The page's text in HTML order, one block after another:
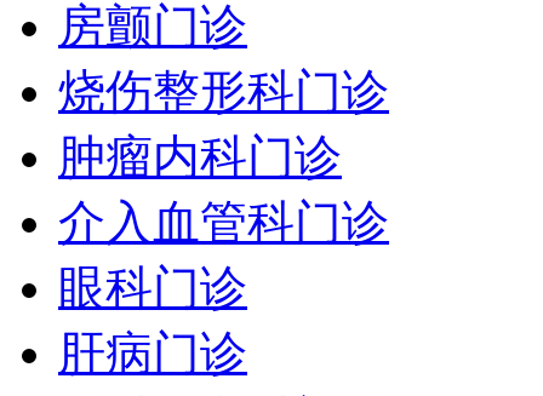
房颤门诊
烧伤整形科门诊
肿瘤内科门诊
介入血管科门诊
眼科门诊
肝病门诊